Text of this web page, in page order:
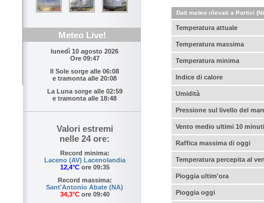
Meteo Live!
lunedì 10 agosto 2026
Ore 09:47
Il Sole sorge alle 06:08
e tramonta alle 20:08
La Luna sorge alle 02:59
e tramonta alle 18:48
Valori estremi
nelle 24 ore:
Record minima:
Laceno (AV) Lacenolandia
12,4°Core 09:35
Record massima:
Sant'Antonio Abate (NA)
34,3°Core 09:40
Dati meteo rilevati a Portici
Temperatura attuale
Temperatura massima
Temperatura minima
Indice di calore
Umidità
Pressione sul livello del
Vento medio ultimi 10 minuti
Raffica massima di oggi
Temperatura percepita al
Pioggia ultim'ora
Pioggia oggi